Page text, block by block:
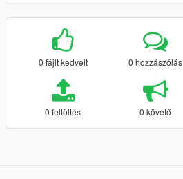
0 fájlt kedvelt 0 hozzászólás
0 feltöltés 0 követő